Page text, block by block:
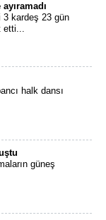
3 kardeş 23 gün
etti...
halk dansı
güneş